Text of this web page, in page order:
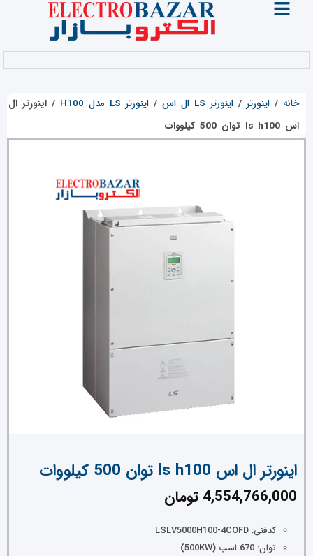
خانه / اینورتر / اینورتر LS ال اس / اینورتر LS مدل H100 / اینورتر ال
اس ls h100 توان 500 کیلووات
اینورتر ال اس ls h100 توان 500 کیلووات
4,554,766,000 تومان
کدفنی: LSLV5000H100-4COFD
توان: 670
اسب (500KW)